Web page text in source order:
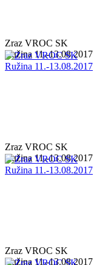
Zraz VROC SK
Ružina 11.-13.08.2017
Zraz VROC SK
Ružina 11.-13.08.2017
Zraz VROC SK
Ružina 11.-13.08.2017